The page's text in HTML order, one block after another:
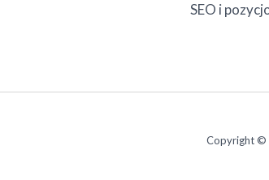
SEO i
Copyright ©